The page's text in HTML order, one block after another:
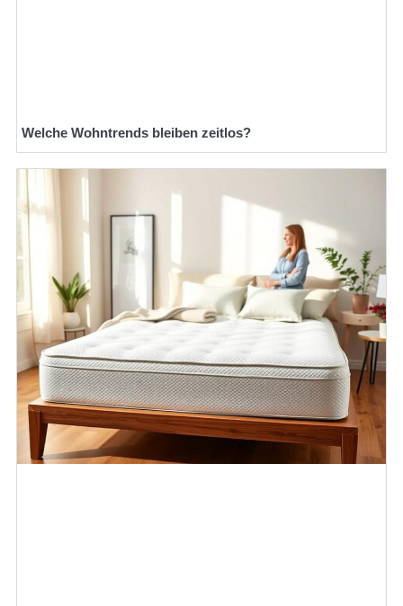
Welche Wohntrends bleiben zeitlos?